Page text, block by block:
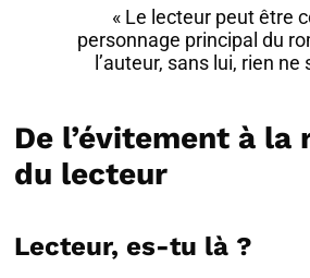
« Le lecteur peut être
personnage principal du
l’auteur, sans lui, rien ne
De l’évitement à la
du lecteur
Lecteur, es-tu là ?